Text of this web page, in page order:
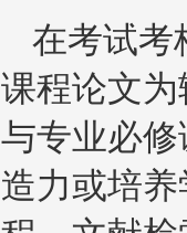
在考试考
课程论文
与专业必
造力或培